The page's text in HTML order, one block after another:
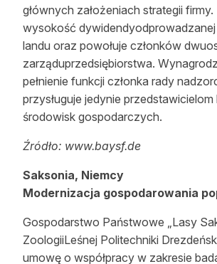
głównych założeniach strategii
wysokość
landu oraz powołuje członków
zarząduprzedsiębiorstwa.
pełnienie funkcji członka rady
przysługuje jedynie
środowisk gospodarczych.
Źródło: www.baysf.de
Saksonia, Niemcy
Modernizacja gospodarowania
Gospodarstwo Państwowe „Lasy
ZoologiiLeśnej Politechniki
umowę o współpracy w zakresie